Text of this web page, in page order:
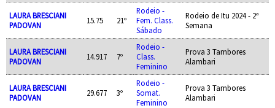
LAURA BRESCIANI
PADOVAN
15.75 21º
Rodeio -
Fem. Class.
Sábado
Rodeio de Itu 2024 - 2ª
Semana
LAURA BRESCIANI
PADOVAN
14.917 7º
Rodeio -
Class.
Feminino
Prova 3 Tambores
Alambari
LAURA BRESCIANI
PADOVAN
29.677 3º
Rodeio -
Somat.
Feminino
Prova 3 Tambores
Alambari